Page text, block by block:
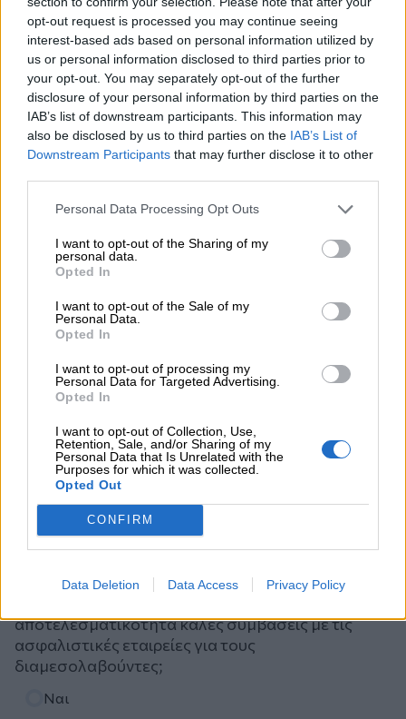
opt-out request is processed you may continue seeing
interest-based ads based on personal information utilized by
us or personal information disclosed to third parties prior to
your opt-out. You may separately opt-out of the further
disclosure of your personal information by third parties on the
IAB’s list of downstream participants. This information may
also be disclosed by us to third parties on the IAB’s List of
Downstream Participants that may further disclose it to other
Personal Data Processing Opt Outs
I want to opt-out of the Sharing of my
personal data.
Opted In
I want to opt-out of the Sale of my
Personal Data.
Opted In
I want to opt-out of processing my
Personal Data for Targeted Advertising.
Opted In
I want to opt-out of Collection, Use,
Retention, Sale, and/or Sharing of my
Personal Data that Is Unrelated with the
Purposes for which it was collected.
Opted Out
CONFIRM
Data Deletion Data Access Privacy Policy
05.08.2026 - 12:11
Αντώνης Βουκλαρής - «ΕΡΡΙΚΟΣ ΝΤΥΝΑΝ»
05.08.2026 - 11:30
Η νέα εποχή στην εκπαίδευση των ασφαλιστικών
διαμεσολαβητών
Ψηφοφορία
Πιστεύετε ότι τα ασφαλιστικά σωματεία ΠΣΑΣ-
αποτελεσματικότητα καλές συμβάσεις με τις
ασφαλιστικές εταιρείες για τους
διαμεσολαβούντες;
Ναι